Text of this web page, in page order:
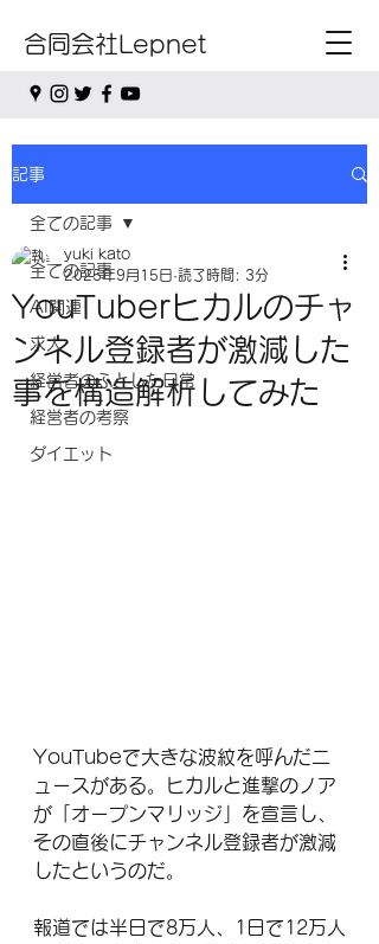
合同会社Lepnet
記事
全ての記事
AI関連
求人
経営者のふとした日常
経営者の考察
ダイエット
全ての記事
YouTuberヒカルのチャ
ンネル登録者が激減した
事を構造解析してみた
yuki kato
2025年9月15日 読了時間: 3分
YouTubeで大きな波紋を呼んだニ
ュースがある。ヒカルと進撃のノア
が「オープンマリッジ」を宣言し、
その直後にチャンネル登録者が激減
したというのだ。
報道では半日で8万人、1日で12万人